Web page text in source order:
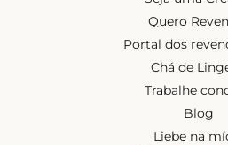
Quero
Portal dos
Chá de
Trabalhe
Blog
Liebe na